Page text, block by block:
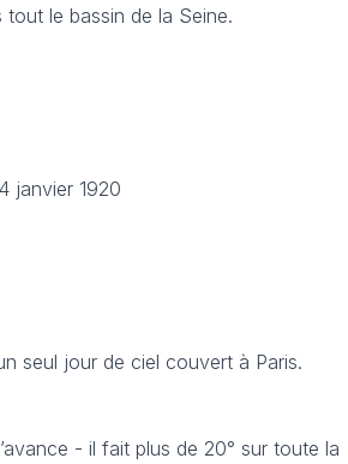
tout le bassin de la Seine.
janvier 1920
seul jour de ciel couvert à Paris.
- il fait plus de 20° sur toute la